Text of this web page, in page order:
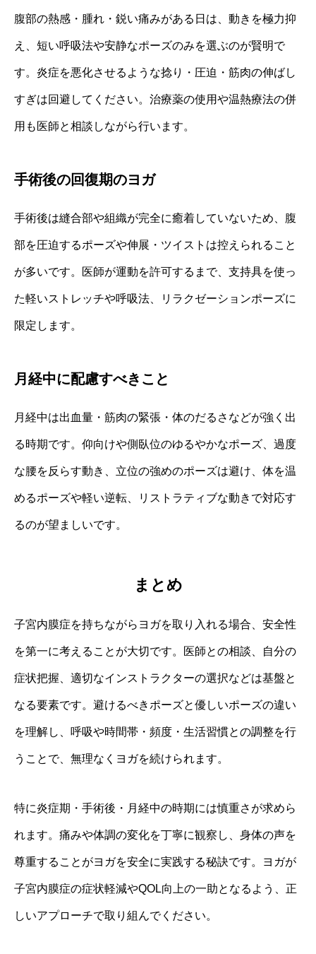
腹部の熱感・腫れ・鋭い痛みがある日は、動きを極力抑
え、短い呼吸法や安静なポーズのみを選ぶのが賢明で
す。炎症を悪化させるような捻り・圧迫・筋肉の伸ばし
すぎは回避してください。治療薬の使用や温熱療法の併
用も医師と相談しながら行います。
手術後の回復期のヨガ
手術後は縫合部や組織が完全に癒着していないため、腹
部を圧迫するポーズや伸展・ツイストは控えられること
が多いです。医師が運動を許可するまで、支持具を使っ
た軽いストレッチや呼吸法、リラクゼーションポーズに
限定します。
月経中に配慮すべきこと
月経中は出血量・筋肉の緊張・体のだるさなどが強く出
る時期です。仰向けや側臥位のゆるやかなポーズ、過度
な腰を反らす動き、立位の強めのポーズは避け、体を温
めるポーズや軽い逆転、リストラティブな動きで対応す
るのが望ましいです。
まとめ
子宮内膜症を持ちながらヨガを取り入れる場合、安全性
を第一に考えることが大切です。医師との相談、自分の
症状把握、適切なインストラクターの選択などは基盤と
なる要素です。避けるべきポーズと優しいポーズの違い
を理解し、呼吸や時間帯・頻度・生活習慣との調整を行
うことで、無理なくヨガを続けられます。
特に炎症期・手術後・月経中の時期には慎重さが求めら
れます。痛みや体調の変化を丁寧に観察し、身体の声を
尊重することがヨガを安全に実践する秘訣です。ヨガが
子宮内膜症の症状軽減やQOL向上の一助となるよう、正
しいアプローチで取り組んでください。